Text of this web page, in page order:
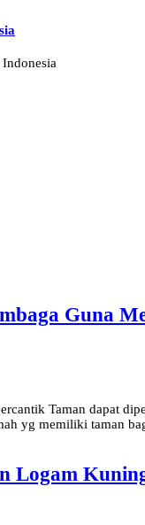
Guna
Taman dapat
yg memiliki taman